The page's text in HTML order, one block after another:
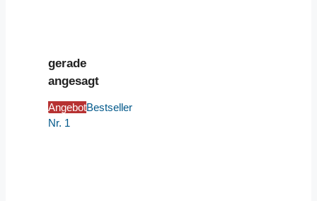
gerade
angesagt
AngebotBestseller
Nr. 1